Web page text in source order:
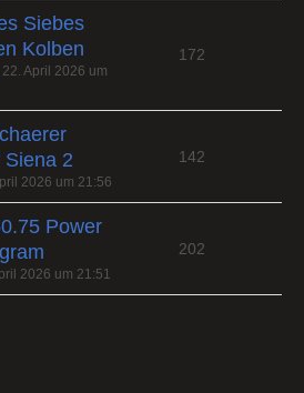
Siebes
Kolben
22. April 2026 um
172
Siena 2
2026 um 21:56
142
Power
2026 um 21:51
202